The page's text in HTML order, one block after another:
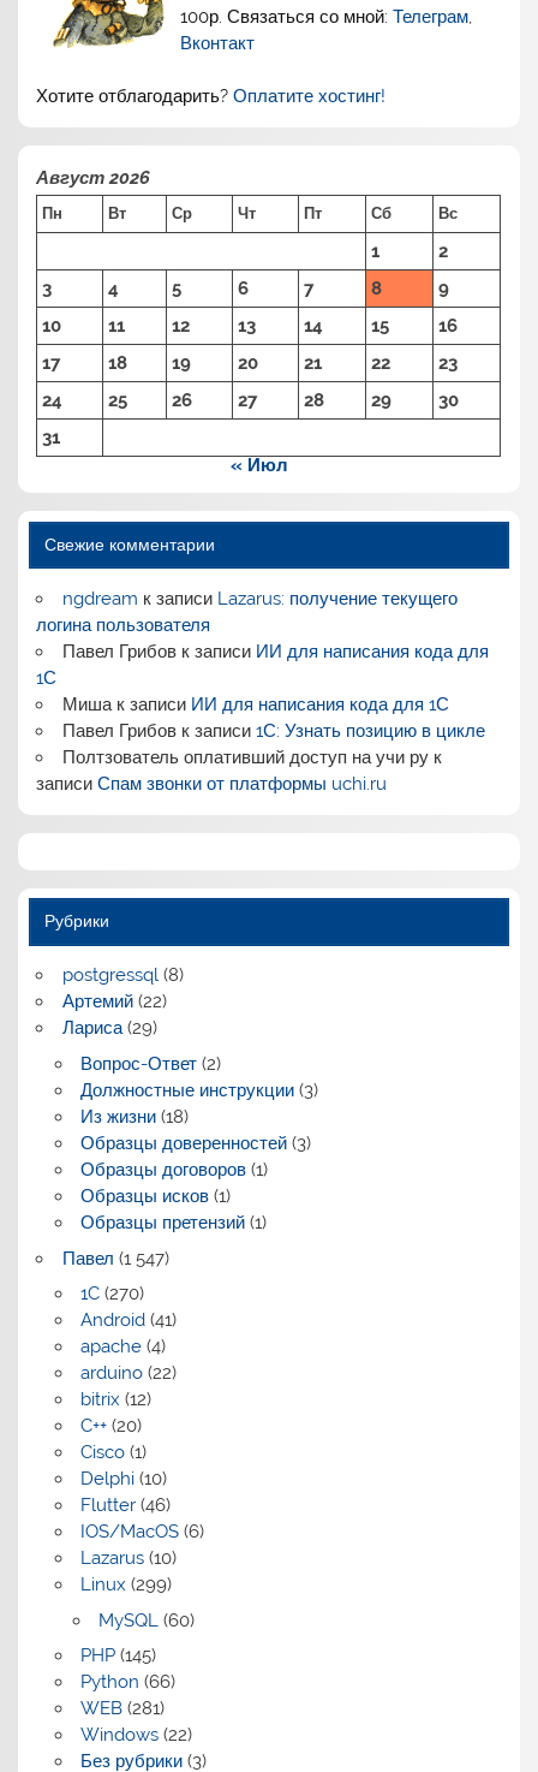
100р. Связаться со мной:Телеграм,
Вконтакт
Хотите отблагодарить?Оплатите хостинг!
Август 2026
Пн Вт Ср Чт Пт Сб Вс
1
2
3
4 5 6 7 8
9
10
11 12 13 14 15
16
17
18 19 20 21 22
23
24
25 26 27 28 29
30
31
« Июл
Свежие комментарии
ngdream к записи Lazarus: получение текущего
логина пользователя
Павел Грибовк записи ИИ для написания кода для
1С
Мишак записи ИИ для написания кода для 1С
Павел Грибовк записи 1С: Узнать позицию в цикле
Полтзователь оплативший доступ на учи рук
записиСпам звонки от платформы uchi.ru
Рубрики
postgressql(8)
Артемий(22)
Лариса(29)
Вопрос-Ответ(2)
Должностные инструкции(3)
Из жизни(18)
Образцы доверенностей(3)
Образцы договоров(1)
Образцы исков(1)
Образцы претензий(1)
Павел (1 547)
1C(270)
Android(41)
apache(4)
arduino(22)
bitrix (12)
C++(20)
Cisco(1)
Delphi(10)
Flutter(46)
IOS/MacOS(6)
Lazarus(10)
Linux (299)
MySQL(60)
PHP(145)
Python (66)
WEB(281)
Windows(22)
Без рубрики(3)